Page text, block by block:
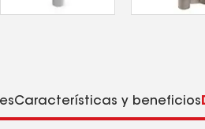
Características y beneficios